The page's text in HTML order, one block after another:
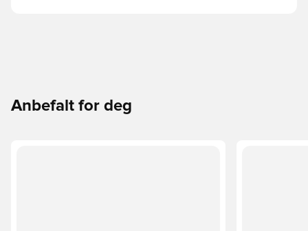
Anbefalt for deg